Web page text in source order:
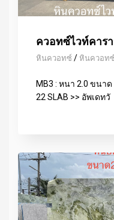
ควอทซ์ไวท์คารา
หินควอทซ์ / หินควอท
MB3 : หนา 2.0 ขนา
22 SLAB >> อัพเดทวั